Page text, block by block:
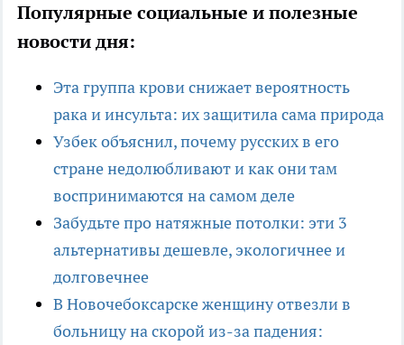
Популярные социальные и полезные
новости дня:
Эта группа крови снижает вероятность
рака и инсульта: их защитила сама природа
Узбек объяснил, почему русских в его
стране недолюбливают и как они там
воспринимаются на самом деле
Забудьте про натяжные потолки: эти 3
альтернативы дешевле, экологичнее и
долговечнее
В Новочебоксарске женщину отвезли в
больницу на скорой из-за падения: